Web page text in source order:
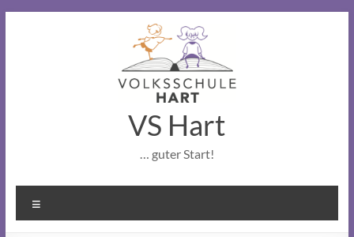
VS Hart
… guter Start!